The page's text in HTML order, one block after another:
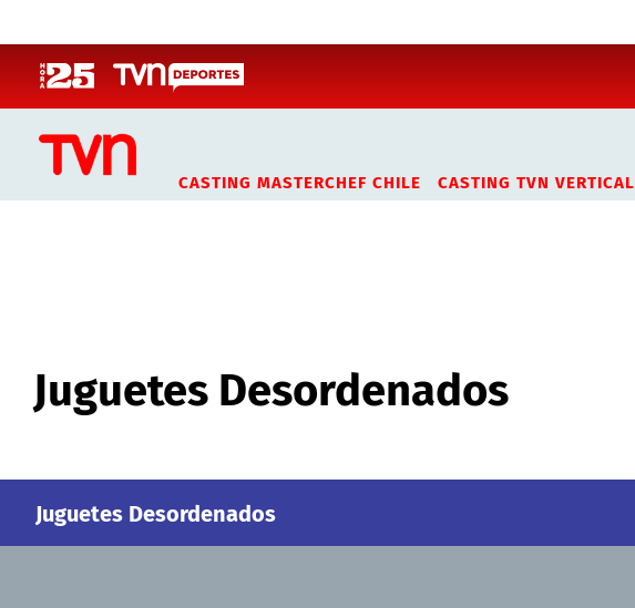
CASTING MASTERCHEF CHILE CASTING TVN VERTICAL
Juguetes Desordenados
Juguetes Desordenados
Juguetes Desordenados